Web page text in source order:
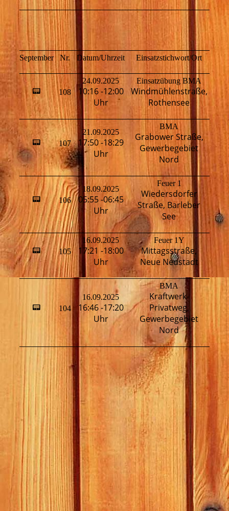
September Nr. Datum/Uhrzeit Einsatzstichwort/Ort
📟 108
24.09.2025
10:16 -12:00
Uhr
Einsatzübung BMA
Windmühlenstraße,
Rothensee
📟 107
21.09.2025
17:50 -18:29
Uhr
BMA
Grabower Straße,
Gewerbegebiet
Nord
📟 106
18.09.2025
05:55 -06:45
Uhr
Feuer 1
Wiedersdorfer
Straße, Barleber
See
📟 105
16.09.2025
17:21 -18:00
Uhr
Feuer 1Y
Mittagsstraße,
Neue Neustadt
📟 104
16.09.2025
16:46 -17:20
Uhr
BMA
Kraftwerk-
Privatweg,
Gewerbegebiet
Nord